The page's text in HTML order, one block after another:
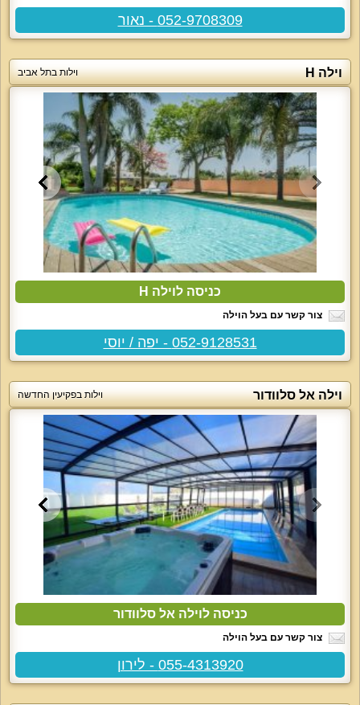
052-9708309 - נאור
וילה H וילות בתל אביב
כניסה לוילה H
צור קשר עם בעל הוילה
052-9128531 - יפה / יוסי
וילה אל סלוודור וילות בפקיעין החדשה
כניסה לוילה אל סלוודור
צור קשר עם בעל הוילה
055-4313920 - לירון